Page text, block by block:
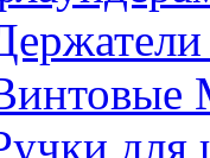
для